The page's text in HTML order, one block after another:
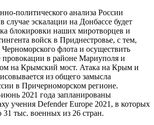
политического анализа России
случае эскалации на Донбассе будет
блокировки наших миротворцев и
войск в Приднестровье, с тем,
флота и осуществить
в районе Мариуполя и
на Крымский мост. Атака на Крым и
из общего замысла
в Причерноморском регионе.
2021 года запланированы
учения Defender Europe 2021, в которых
31 тыс. военных из 26 стран.